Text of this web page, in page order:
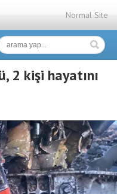
Normal Site
2 kişi hayatını